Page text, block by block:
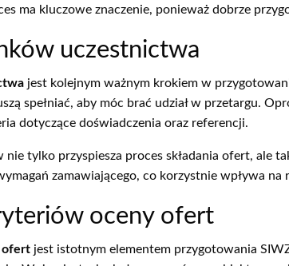
ma kluczowe znaczenie, ponieważ dobrze
uczestnictwa
jest kolejnym ważnym krokiem w
spełniać, aby móc brać udział w przetargu.
dotyczące doświadczenia oraz referencji.
tylko przyspiesza proces składania ofert, ale
zamawiającego, co korzystnie wpływa na
oceny ofert
ofert jest istotnym elementem przygotowania